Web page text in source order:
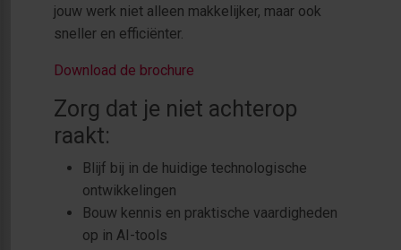
jouw werk niet alleen makkelijker, maar ook
sneller en efficiënter.
Download de brochure
Zorg dat je niet achterop
raakt:
Blijf bij in de huidige technologische
ontwikkelingen
Bouw kennis en praktische vaardigheden
op in AI-tools